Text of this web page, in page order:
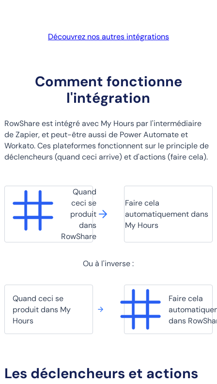
Découvrez nos autres intégrations
Comment fonctionne
l'intégration
RowShare est intégré avec My Hours par l'intermédiaire
de Zapier, et peut-être aussi de Power Automate et
Workato. Ces plateformes fonctionnent sur le principle de
déclencheurs (quand ceci arrive) et d'actions (faire cela).
Quand
ceci se
produit
dans
RowShare
Faire cela
automatiquement dans
My Hours
Ou à l'inverse :
Quand ceci se
produit dans My
Hours
Faire cela
dans
Les déclencheurs et actions